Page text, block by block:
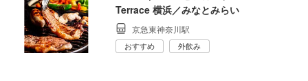
Terrace 横浜／みなとみらい
京急東神奈川駅
おすすめ 外飲み